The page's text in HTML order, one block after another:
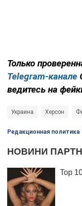
Только
Telegram-канале
ведитесь на
Украина Херсон
Редакционная политика